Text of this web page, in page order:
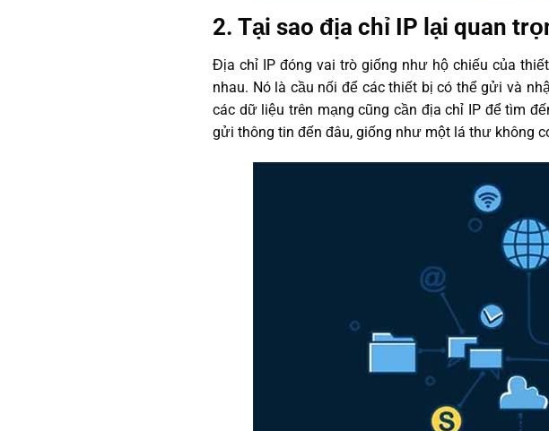
2. Tại sao địa chỉ IP lại quan
Địa chỉ IP đóng vai trò giống như hộ chiếu của
nhau. Nó là cầu nối để các thiết bị có thể gửi và
các dữ liệu trên mạng cũng cần địa chỉ IP để tìm
gửi thông tin đến đâu, giống như một lá thư không